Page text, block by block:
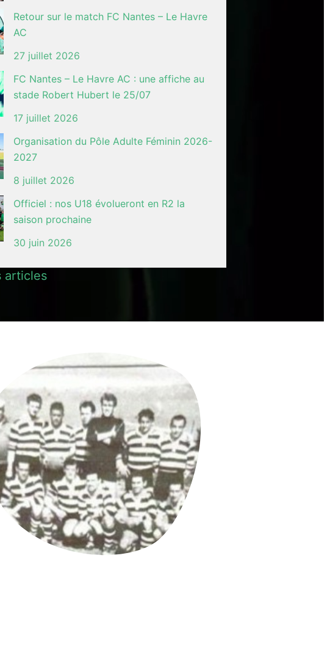
Retour sur le match FC Nantes – Le Havre
AC
27 juillet 2026
FC Nantes – Le Havre AC : une affiche au
stade Robert Hubert le 25/07
17 juillet 2026
Organisation du Pôle Adulte Féminin 2026-
2027
8 juillet 2026
Officiel : nos U18 évolueront en R2 la
saison prochaine
30 juin 2026
articles